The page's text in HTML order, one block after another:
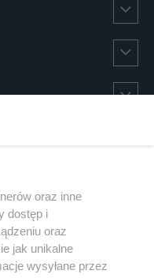
oraz inne
dostęp i
oraz
jak unikalne
wysyłane przez